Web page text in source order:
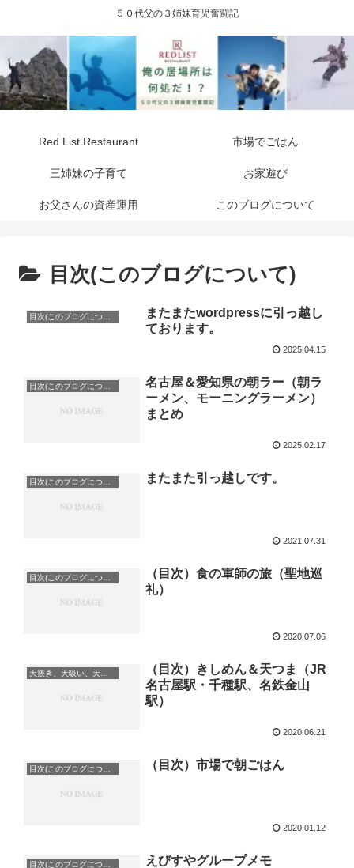
５０代父の３姉妹育児奮闘記
Red List Restaurant 市場でごはん
三姉妹の子育て お家遊び
お父さんの資産運用 このブログについて
目次(このブログについて)
またまたwordpressに引っ越し
ております。
2025.04.15
名古屋＆愛知県の朝ラー（朝ラ
ーメン、モーニングラーメン）
まとめ
2025.02.17
またまた引っ越しです。
2021.07.31
（目次）食の軍師の旅（聖地巡
礼）
2020.07.06
（目次）きしめん＆天つま（JR
名古屋駅・千種駅、名鉄金山
駅）
2020.06.21
（目次）市場で朝ごはん
2020.01.12
えびすやグループメモ